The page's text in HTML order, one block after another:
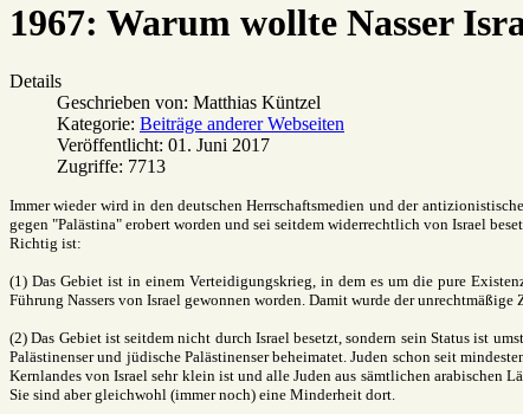
1967: Warum wollte Nasser
Details
Geschrieben von: Matthias Küntzel
Kategorie: Beiträge anderer Webseiten
Veröffentlicht: 01. Juni 2017
Zugriffe: 7713
Immer wieder wird in den deutschen Herrschaftsmedien und der
gegen "Palästina" erobert worden und sei seitdem widerrechtlich von Israel
Richtig ist:
(1) Das Gebiet ist in einem Verteidigungskrieg, in dem es um die pure
Führung Nassers von Israel gewonnen worden. Damit wurde der
(2) Das Gebiet ist seitdem nicht durch Israel besetzt, sondern sein Status ist
Palästinenser und jüdische Palästinenser beheimatet. Juden schon seit
Kernlandes von Israel sehr klein ist und alle Juden aus sämtlichen arabischen
Sie sind aber gleichwohl (immer noch) eine Minderheit dort.